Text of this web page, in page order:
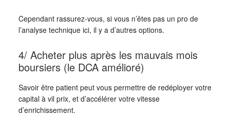
Cependant rassurez-vous, si vous n’êtes pas un pro de
l’analyse technique ici, il y a d’autres options.
4/ Acheter plus après les mauvais mois
boursiers (le DCA amélioré)
Savoir être patient peut vous permettre de redéployer votre
capital à vil prix, et d’accélérer votre vitesse
d’enrichissement.